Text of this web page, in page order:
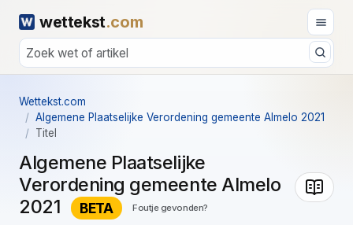
wettekst.com
Wettekst.com
Algemene Plaatselijke Verordening gemeente Almelo 2021
Titel
Algemene Plaatselijke
Verordening gemeente Almelo
2021
BETA Foutje gevonden?